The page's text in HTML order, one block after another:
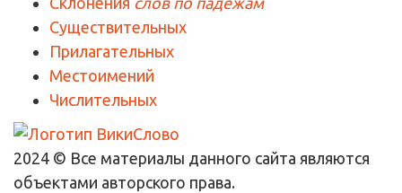
Существительных
Прилагательных
Местоимений
Числительных
2024 © Все материалы данного сайта являются
объектами авторского права.